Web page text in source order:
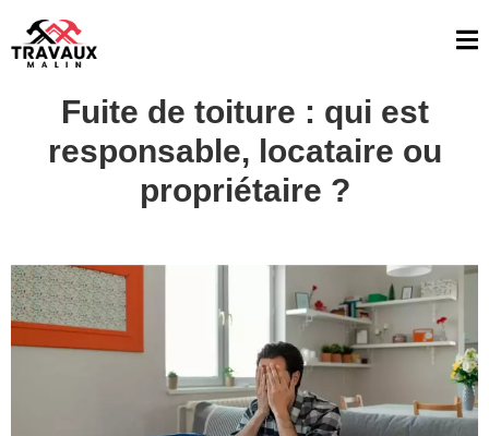
Fuite de toiture : qui est
responsable, locataire ou
propriétaire ?